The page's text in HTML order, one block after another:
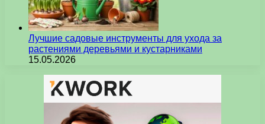
Лучшие садовые инструменты для ухода за
растениями деревьями и кустарниками
15.05.2026